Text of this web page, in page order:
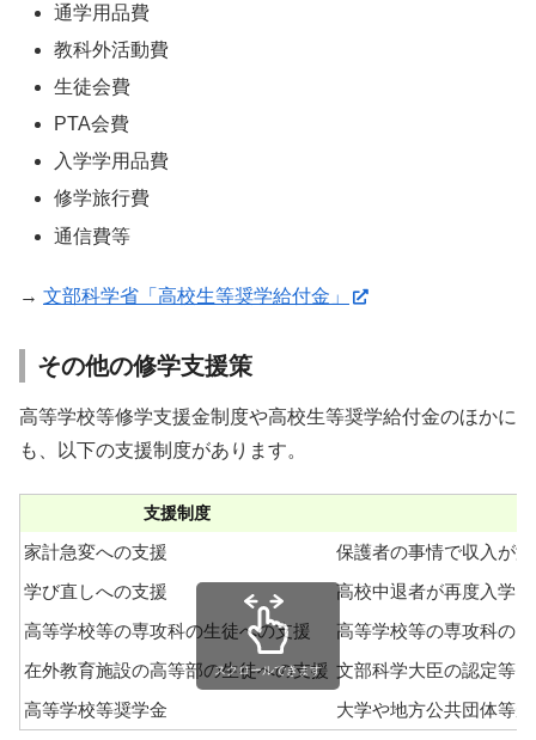
通学用品費
教科外活動費
生徒会費
PTA会費
入学学用品費
修学旅行費
通信費等
→ 文部科学省「高校生等奨学給付金」
その他の修学支援策
高等学校等修学支援金制度や高校生等奨学給付金のほかに
も、以下の支援制度があります。
支援制度
家計急変への支援
保護者の事情で収入が
学び直しへの支援
高校中退者が再度入学
高等学校等の専攻科の生徒への支援
高等学校等の専攻科の
在外教育施設の高等部の生徒への支援 文部科学大臣の認定等
高等学校等奨学金
大学や地方公共団体等
スクロールできます